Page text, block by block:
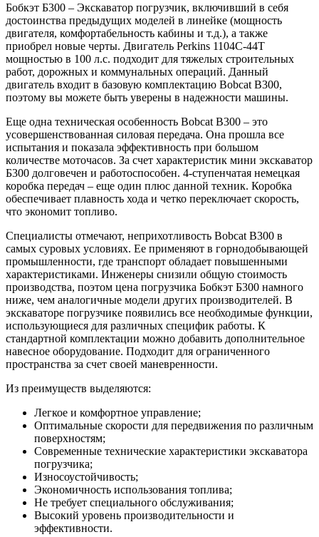
Бобкэт Б300 – Экскаватор погрузчик, включивший в себя
достоинства предыдущих моделей в линейке (мощность
двигателя, комфортабельность кабины и т.д.), а также
приобрел новые черты. Двигатель Perkins 1104C-44T
мощностью в 100 л.с. подходит для тяжелых строительных
работ, дорожных и коммунальных операций. Данный
двигатель входит в базовую комплектацию Bobcat B300,
поэтому вы можете быть уверены в надежности машины.
Еще одна техническая особенность Bobcat B300 – это
усовершенствованная силовая передача. Она прошла все
испытания и показала эффективность при большом
количестве моточасов. За счет характеристик мини экскаватор
Б300 долговечен и работоспособен. 4-ступенчатая немецкая
коробка передач – еще один плюс данной техник. Коробка
обеспечивает плавность хода и четко переключает скорость,
что экономит топливо.
Специалисты отмечают, неприхотливость Bobcat B300 в
самых суровых условиях. Ее применяют в горнодобывающей
промышленности, где транспорт обладает повышенными
характеристиками. Инженеры снизили общую стоимость
производства, поэтом цена погрузчика Бобкэт Б300 намного
ниже, чем аналогичные модели других производителей. В
экскаваторе погрузчике появились все необходимые функции,
использующиеся для различных специфик работы. К
стандартной комплектации можно добавить дополнительное
навесное оборудование. Подходит для ограниченного
пространства за счет своей маневренности.
Из преимуществ выделяются:
Легкое и комфортное управление;
Оптимальные скорости для передвижения по различным
поверхностям;
Современные технические характеристики экскаватора
погрузчика;
Износоустойчивость;
Экономичность использования топлива;
Не требует специального обслуживания;
Высокий уровень производительности и
эффективности.